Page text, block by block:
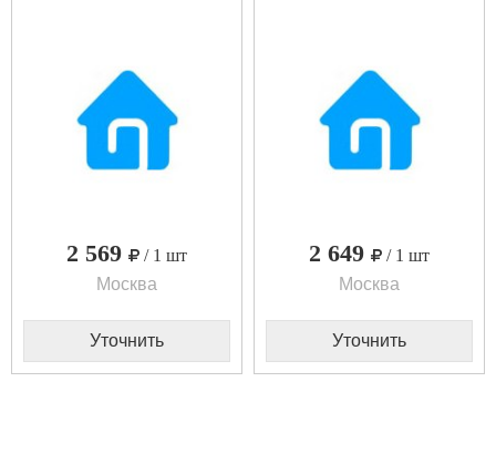
2 569
/ 1 шт
Москва
Уточнить
2 649
/ 1 шт
Москва
Уточнить